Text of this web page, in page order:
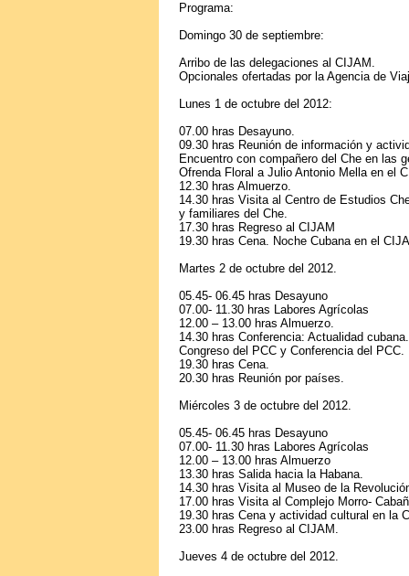
Programa:
Domingo 30 de septiembre:
Arribo de las delegaciones al CIJAM.
Opcionales ofertadas por la Agencia de
Lunes 1 de octubre del 2012:
07.00 hras Desayuno.
09.30 hras Reunión de información y
Encuentro con compañero del Che en las
Ofrenda Floral a Julio Antonio Mella en el
12.30 hras Almuerzo.
14.30 hras Visita al Centro de Estudios
y familiares del Che.
17.30 hras Regreso al CIJAM
19.30 hras Cena. Noche Cubana en el
Martes 2 de octubre del 2012.
05.45- 06.45 hras Desayuno
07.00- 11.30 hras Labores Agrícolas
12.00 – 13.00 hras Almuerzo.
14.30 hras Conferencia: Actualidad
Congreso del PCC y Conferencia del PCC.
19.30 hras Cena.
20.30 hras Reunión por países.
Miércoles 3 de octubre del 2012.
05.45- 06.45 hras Desayuno
07.00- 11.30 hras Labores Agrícolas
12.00 – 13.00 hras Almuerzo
13.30 hras Salida hacia la Habana.
14.30 hras Visita al Museo de la
17.00 hras Visita al Complejo Morro-
19.30 hras Cena y actividad cultural en la
23.00 hras Regreso al CIJAM.
Jueves 4 de octubre del 2012.